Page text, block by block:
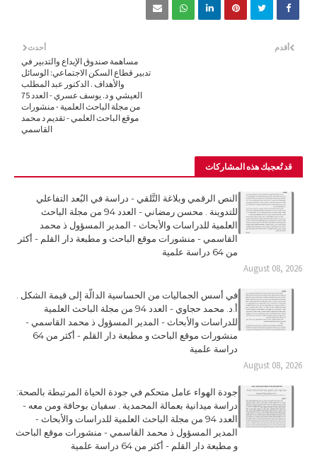
أحدث
مساهمة صندوق الإيداع والتدبير في
تدبير قطاع السكن الاجتماعي: الوسائل
والأهداف . الدكتور عبد المطلب
العيشي و د. يوسف عسري - العدد 75
من مجلة الباحث العلمية - منشورات
موقع الباحث العلمي - تقديم د محمد
القاسمي
أقدم
قد تُعجبك هذه المشاركات
النص الرقمي وبلاغة التَّلقي - دراسة في البُعد التفاعلي
للتدوينة . محسن رمضاني - العدد 94 من مجلة الباحث
العلمية للدراسات والأبحاث - المدير المسؤول ذ محمد
القاسمي - منشورات موقع الباحث و مطبعة دار القلم - أكثر
من 64 دراسة علمية
August 08, 2026
في أسس الجماليات من الحساسية الدالّة إلى قيمة الشكل .
أ.د. محمد حجاوي - العدد 94 من مجلة الباحث العلمية
للدراسات والأبحاث - المدير المسؤول ذ محمد القاسمي -
منشورات موقع الباحث و مطبعة دار القلم - أكثر من 64
دراسة علمية
August 08, 2026
جودة الهواء عامل متحكم في جودة الحياة المرتبطة بالصحة:
دراسة ميدانية بعمالة المحمدية . سفيان بوحافة ومن معه -
العدد 94 من مجلة الباحث العلمية للدراسات والأبحاث -
المدير المسؤول ذ محمد القاسمي - منشورات موقع الباحث
و مطبعة دار القلم - أكثر من 64 دراسة علمية